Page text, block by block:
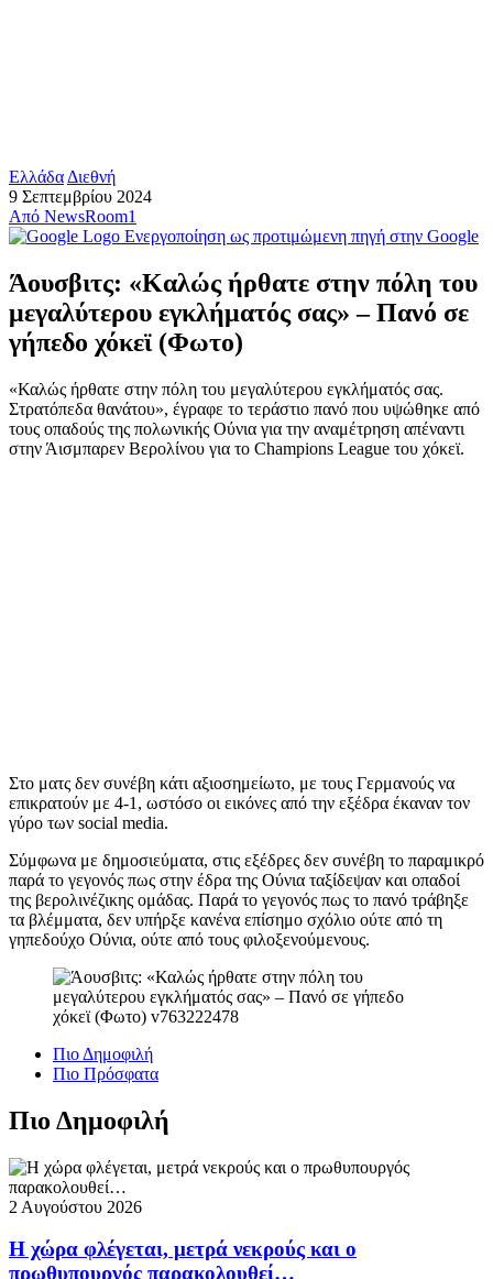
Ελλάδα Διεθνή
9 Σεπτεμβρίου 2024
Από NewsRoom1
Ενεργοποίηση ως προτιμώμενη πηγή στην Google
Άουσβιτς: «Καλώς ήρθατε στην πόλη του
μεγαλύτερου εγκλήματός σας» – Πανό σε
γήπεδο χόκεϊ (Φωτο)
«Καλώς ήρθατε στην πόλη του μεγαλύτερου εγκλήματός σας.
Στρατόπεδα θανάτου», έγραφε το τεράστιο πανό που υψώθηκε από
τους οπαδούς της πολωνικής Ούνια για την αναμέτρηση απέναντι
στην Άισμπαρεν Βερολίνου για το Champions League του χόκεϊ.
Στο ματς δεν συνέβη κάτι αξιοσημείωτο, με τους Γερμανούς να
επικρατούν με 4-1, ωστόσο οι εικόνες από την εξέδρα έκαναν τον
γύρο των social media.
Σύμφωνα με δημοσιεύματα, στις εξέδρες δεν συνέβη το παραμικρό
παρά το γεγονός πως στην έδρα της Ούνια ταξίδεψαν και οπαδοί
της βερολινέζικης ομάδας. Παρά το γεγονός πως το πανό τράβηξε
τα βλέμματα, δεν υπήρξε κανένα επίσημο σχόλιο ούτε από τη
γηπεδούχο Ούνια, ούτε από τους φιλοξενούμενους.
Πιο Δημοφιλή
Πιο Πρόσφατα
Πιο Δημοφιλή
2 Αυγούστου 2026
Η χώρα φλέγεται, μετρά νεκρούς και ο
πρωθυπουργός παρακολουθεί…